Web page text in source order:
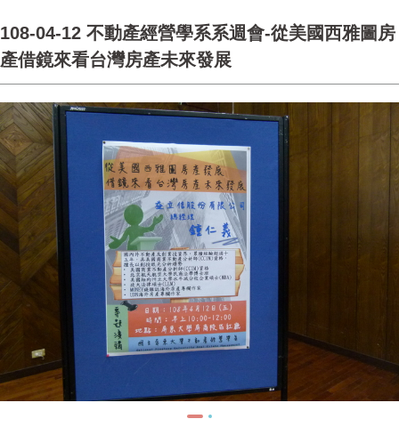
108-04-12 不動產經營學系系週會-從美國西雅圖房
產借鏡來看台灣房產未來發展